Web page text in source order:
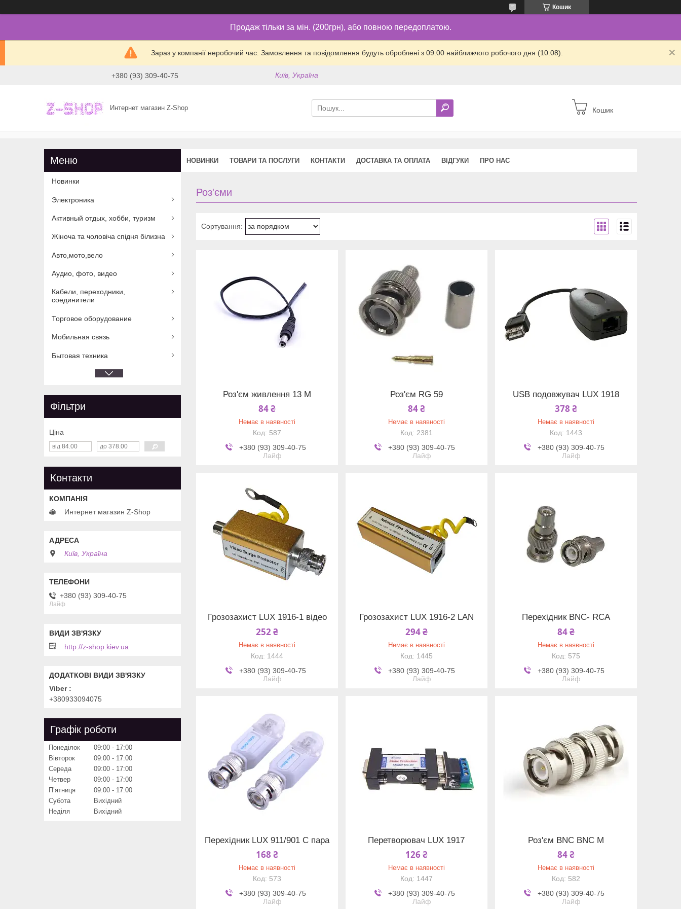
Кошик
Продаж тільки за мін. (200грн), або повною передоплатою.
Зараз у компанії неробочий час. Замовлення та повідомлення будуть оброблені з 09:00 найближчого робочого дня (10.08).
+380 (93) 309-40-75 Київ, Україна
Интернет магазин Z-Shop Кошик
НОВИНКИ ТОВАРИ ТА ПОСЛУГИ КОНТАКТИ ДОСТАВКА ТА ОПЛАТА ВІДГУКИ ПРО НАС
Роз'єми
Роз'єм живлення 13 М
84 ₴
Немає в наявності
587
+380 (93) 309-40-75
Лайф
Роз'єм RG 59
84 ₴
Немає в наявності
2381
+380 (93) 309-40-75
Лайф
USB подовжувач LUX 1918
378 ₴
Немає в наявності
1443
+380 (93) 309-40-75
Лайф
Грозозахист LUX 1916-1 відео
252 ₴
Немає в наявності
1444
+380 (93) 309-40-75
Лайф
Грозозахист LUX 1916-2 LAN
294 ₴
Немає в наявності
1445
+380 (93) 309-40-75
Лайф
Перехідник BNC- RCA
84 ₴
Немає в наявності
575
+380 (93) 309-40-75
Лайф
Перехідник LUX 911/901 C пара
168 ₴
Немає в наявності
573
+380 (93) 309-40-75
Лайф
Перетворювач LUX 1917
126 ₴
Немає в наявності
1447
+380 (93) 309-40-75
Лайф
Роз'єм BNC BNC М
84 ₴
Немає в наявності
582
+380 (93) 309-40-75
Лайф
Новинки
Электроника
Активный отдых, хобби, туризм
Жіноча та чоловіча спідня білизна
Авто,мото,вело
Аудио, фото, видео
Кабели, переходники,
соединители
Торговое оборудование
Мобильная связь
Бытовая техника
Фільтри
Ціна
Контакти
Интернет магазин Z-Shop
Київ, Україна
+380 (93) 309-40-75
Лайф
http://z-shop.kiev.ua
Viber
+380933094075
Графік роботи
Понеділок 09:00
17:00
Вівторок
09:00
17:00
Середа
09:00
17:00
Четвер
09:00
17:00
Пʼятниця
09:00
17:00
Субота
Вихідний
Неділя
Вихідний